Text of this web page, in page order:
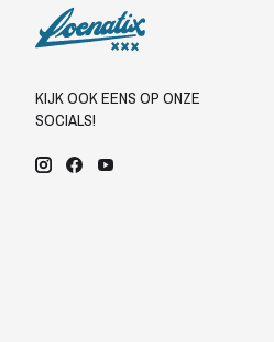
KIJK OOK EENS OP ONZE
SOCIALS!